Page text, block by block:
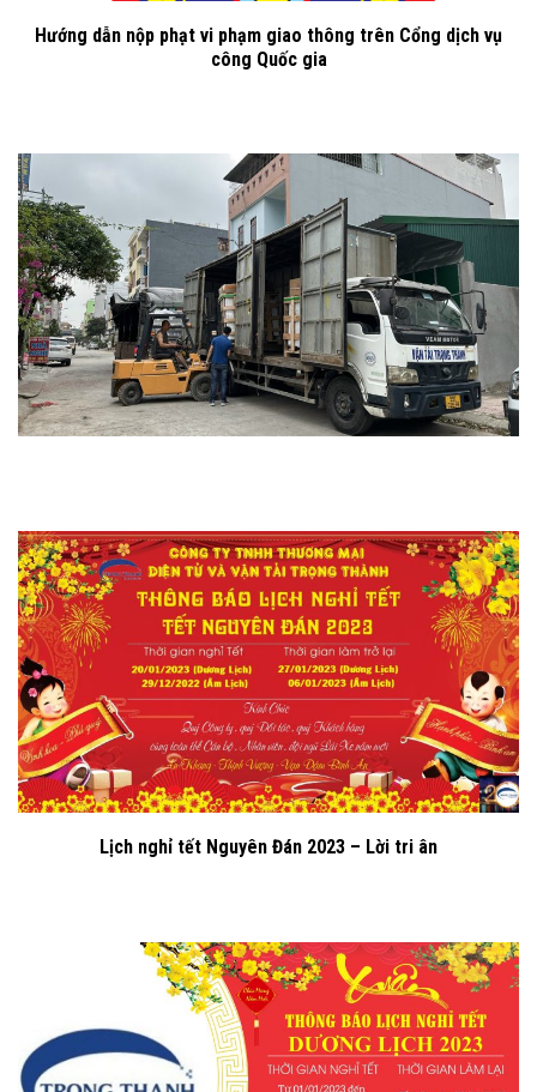
Hướng dẫn nộp phạt vi phạm giao thông trên Cổng dịch vụ
công Quốc gia
Lịch nghỉ tết Nguyên Đán 2023 – Lời tri ân